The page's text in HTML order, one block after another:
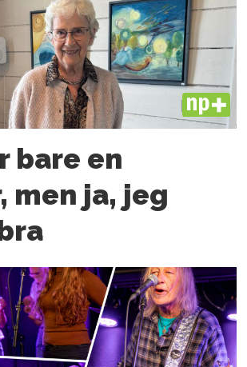
PLUS
bare en
men ja, jeg